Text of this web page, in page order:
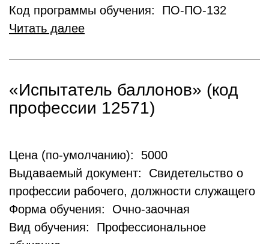
Код программы обучения: ПО-ПО-132
Читать далее
«Испытатель баллонов» (код
профессии 12571)
Цена (по-умолчанию): 5000
Выдаваемый документ: Свидетельство о
профессии рабочего, должности служащего
Форма обучения: Очно-заочная
Вид обучения: Профессиональное